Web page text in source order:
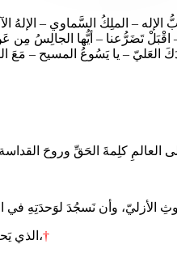
– الملِكُ السَّماوي – الإلهُ
– اقْبَلْ تَضَرُّعنا – أيُّها الجالِسُ
الذي يَحيا وَيَملِكُ مَعَكَ، باتِّحَادِ الرُّوحِ القُدُس إلٰهًا،†